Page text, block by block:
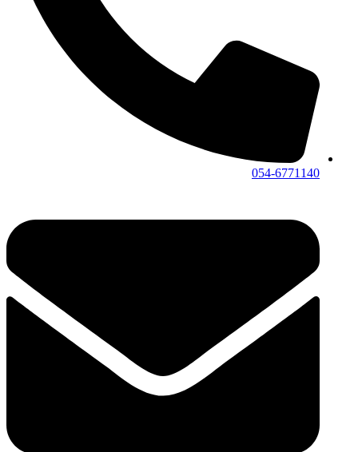
054-6771140